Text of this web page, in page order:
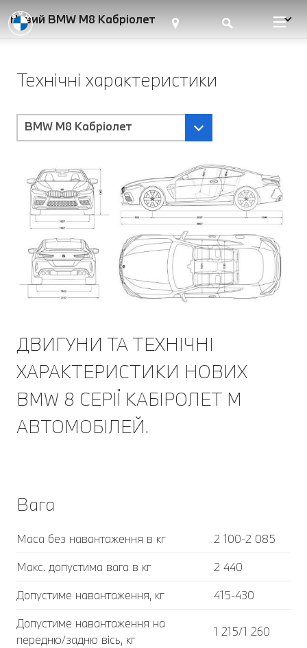
Новий BMW M8 Кабріолет
Технічні характеристики
BMW M8 Кабріолет
ДВИГУНИ ТА ТЕХНІЧНІ
ХАРАКТЕРИСТИКИ НОВИХ
BMW 8 СЕРІЇ КАБІРОЛЕТ M
АВТОМОБІЛЕЙ.
Вага
Маса без навантаження в кг
2 100-2 085
Макс. допустима вага в кг
2 440
Допустиме навантаження, кг
415-430
Допустиме навантаження на
передню/задню вісь, кг
1 215/1 260